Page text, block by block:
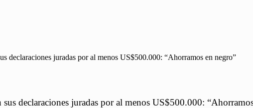
declaraciones juradas por al menos US$500.000: “Ahorramos en negro”
declaraciones juradas por al menos US$500.000: